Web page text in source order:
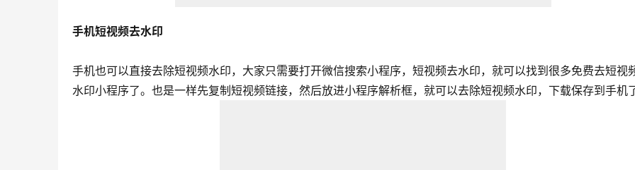
手机短视频去水印
手机也可以直接去除短视频水印，大家只需要打开微信搜索小程序，短视频去水印，就可以找到很多免费去短视
水印小程序了。也是一样先复制短视频链接，然后放进小程序解析框，就可以去除短视频水印，下载保存到手机了